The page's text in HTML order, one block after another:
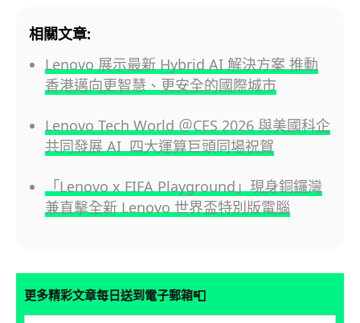
相關文章:
Lenovo 展示最新 Hybrid AI 解決方案 推動
香港邁向更智慧、更安全的國際城市
Lenovo Tech World ＠CES 2026 與美國科企
共同發展 AI 四大運算巨頭同場祝賀
「Lenovo x FIFA Playground」現身銅鑼灣
兼直擊全新 Lenovo 世界盃特別版電腦
更多精彩文章每日送到電子郵箱📮